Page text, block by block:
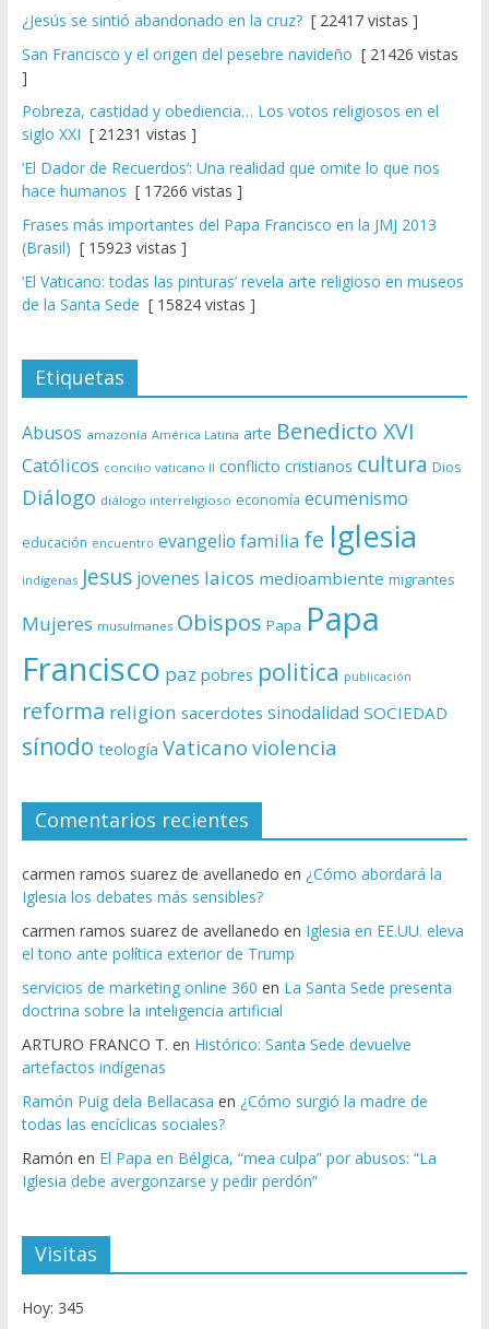
¿Jesús se sintió abandonado en la cruz?[ 22417 vistas ]
San Francisco y el origen del pesebre navideño [ 21426 vistas
]
Pobreza, castidad y obediencia… Los votos religiosos en el
siglo XXI [ 21231 vistas ]
‘El Dador de Recuerdos’: Una realidad que omite lo que nos
hace humanos [ 17266 vistas ]
Frases más importantes del Papa Francisco en la JMJ 2013
(Brasil) [ 15923 vistas ]
‘El Vaticano: todas las pinturas’ revela arte religioso en museos
de la Santa Sede [ 15824 vistas ]
Etiquetas
Abusos amazonía América Latina arte Benedicto XVI
Católicos concilio vaticano II conflicto cristianos cultura Dios
Diálogo diálogo interreligioso economía ecumenismo
educación encuentro evangelio familia fe Iglesia
indígenas Jesus jovenes laicos medioambiente migrantes
Mujeres musulmanes Obispos Papa Papa
Francisco paz pobres politica publicación
reforma religion sacerdotes sinodalidad SOCIEDAD
sínodo teología Vaticano violencia
Comentarios recientes
carmen ramos suarez de avellanedo en ¿Cómo abordará la
Iglesia los debates más sensibles?
carmen ramos suarez de avellanedo en Iglesia en EE.UU. eleva
el tono ante política exterior de Trump
servicios de marketing online 360 en La Santa Sede presenta
doctrina sobre la inteligencia artificial
ARTURO FRANCO T. en Histórico: Santa Sede devuelve
artefactos indígenas
Ramón Puig dela Bellacasa en ¿Cómo surgió la madre de
todas las encíclicas sociales?
Ramón en El Papa en Bélgica, “mea culpa” por abusos: “La
Iglesia debe avergonzarse y pedir perdón”
Visitas
Hoy: 345